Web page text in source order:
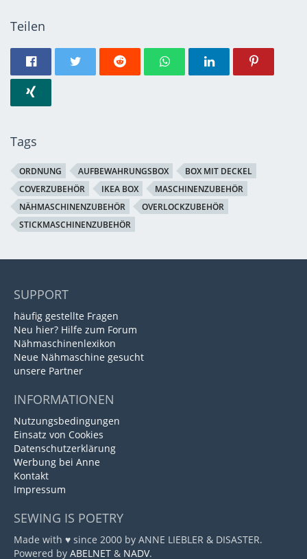
Teilen
Tags
ORDNUNG AUFBEWAHRUNGSBOX
BOX MIT DECKEL
COVERZUBEHÖR
IKEA BOX
MASCHINENZUBEHÖR
NÄHMASCHINENZUBEHÖR
OVERLOCKZUBEHÖR
STICKMASCHINENZUBEHÖR
SUPPORT
häufig gestellte Fragen
Neu hier? Hilfe zum Forum
Nähmaschinenlexikon
Neue Nähmaschine gesucht
unsere Partner
INFORMATIONEN
Nutzungsbedingungen
Einsatz von Cookies
Datenschutzerklärung
Werbung bei Anne
Kontakt
Impressum
SEWING IS POETRY
Made with ♥ since 2000 by ANNE LIEBLER & DISASTER.
Powered by ABELNET & NADV.